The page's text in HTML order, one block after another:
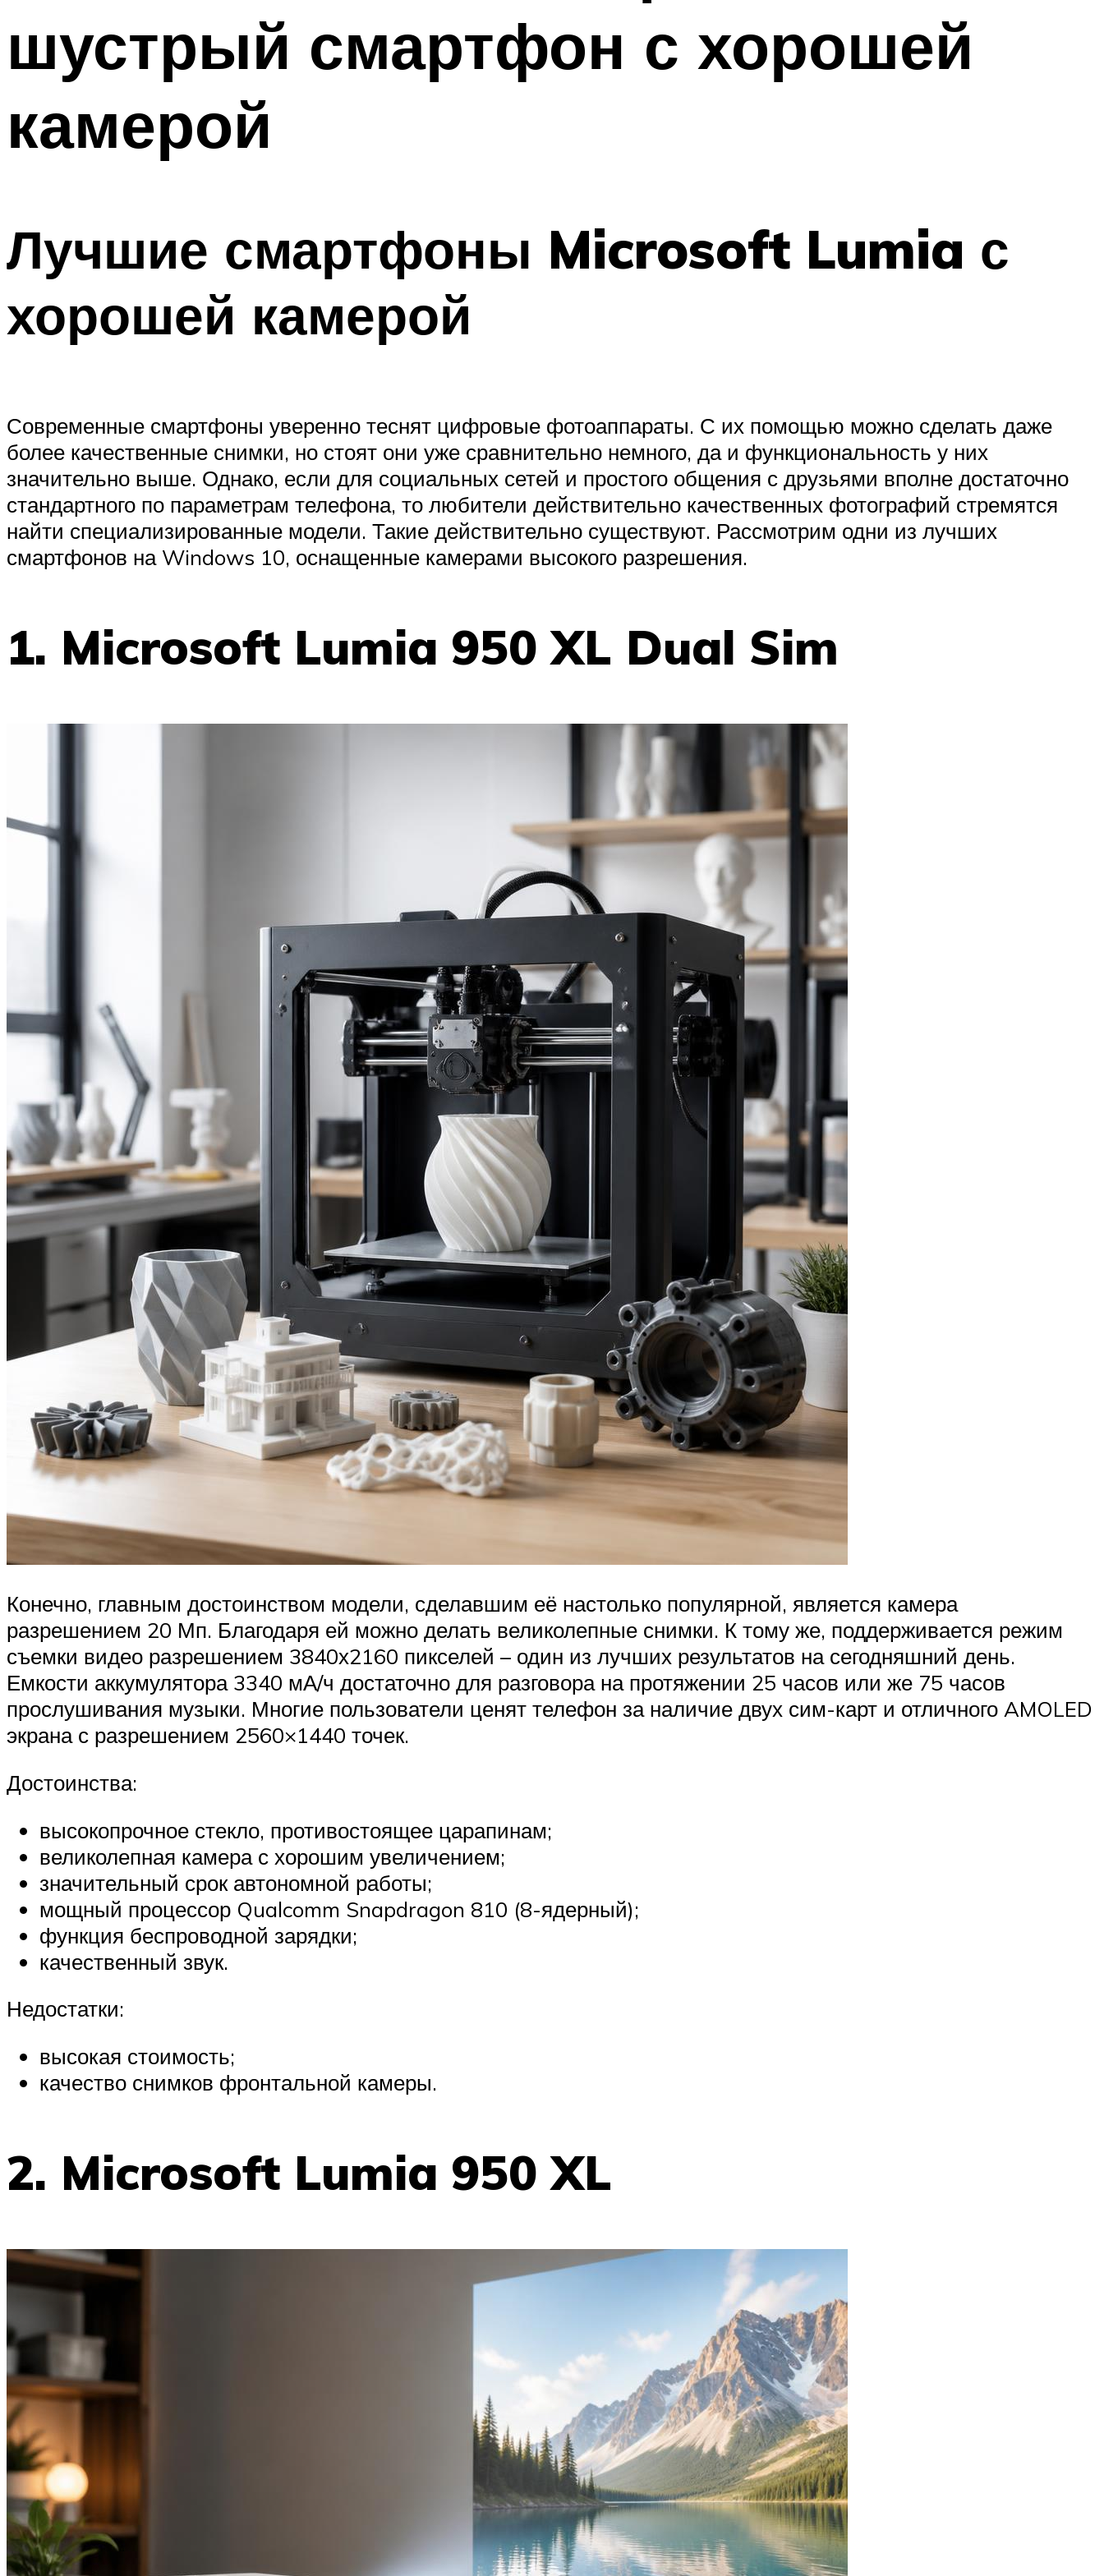
шустрый смартфон с хорошей
камерой
Лучшие смартфоны Microsoft Lumia с
хорошей камерой
Современные смартфоны уверенно теснят цифровые фотоаппараты. С их помощью можно сделать даже
более качественные снимки, но стоят они уже сравнительно немного, да и функциональность у них
значительно выше. Однако, если для социальных сетей и простого общения с друзьями вполне достаточно
стандартного по параметрам телефона, то любители действительно качественных фотографий стремятся
найти специализированные модели. Такие действительно существуют. Рассмотрим одни из лучших
смартфонов на Windows 10, оснащенные камерами высокого разрешения.
1. Microsoft Lumia 950 XL Dual Sim
Конечно, главным достоинством модели, сделавшим её настолько популярной, является камера
разрешением 20 Мп. Благодаря ей можно делать великолепные снимки. К тому же, поддерживается режим
съемки видео разрешением 3840х2160 пикселей – один из лучших результатов на сегодняшний день.
Емкости аккумулятора 3340 мА/ч достаточно для разговора на протяжении 25 часов или же 75 часов
прослушивания музыки. Многие пользователи ценят телефон за наличие двух сим-карт и отличного AMOLED
экрана с разрешением 2560×1440 точек.
Достоинства:
высокопрочное стекло, противостоящее царапинам;
великолепная камера с хорошим увеличением;
значительный срок автономной работы;
мощный процессор Qualcomm Snapdragon 810 (8-ядерный);
функция беспроводной зарядки;
качественный звук.
Недостатки:
высокая стоимость;
качество снимков фронтальной камеры.
2. Microsoft Lumia 950 XL